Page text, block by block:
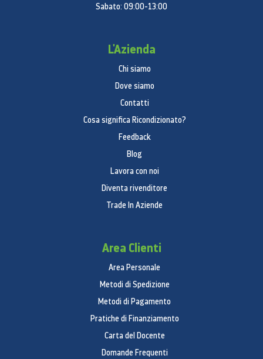
Localizzazione
Effetto audio HUAWEI Histen
Sabato: 09:00-13:00
L'Azienda
Chi siamo
Dove siamo
Contatti
Cosa significa Ricondizionato?
Feedback
Blog
Lavora con noi
Diventa rivenditore
Trade In Aziende
Area Clienti
Area Personale
Metodi di Spedizione
Metodi di Pagamento
Pratiche di Finanziamento
Carta del Docente
Domande Frequenti